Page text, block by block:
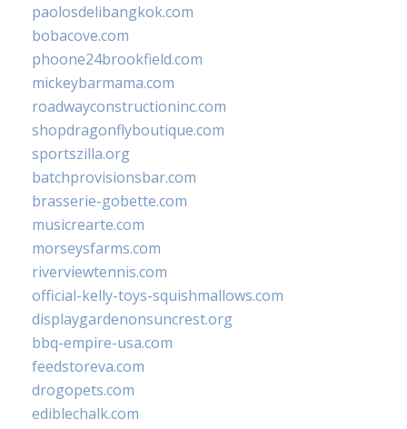
paolosdelibangkok.com
bobacove.com
phoone24brookfield.com
mickeybarmama.com
roadwayconstructioninc.com
shopdragonflyboutique.com
sportszilla.org
batchprovisionsbar.com
brasserie-gobette.com
musicrearte.com
morseysfarms.com
riverviewtennis.com
official-kelly-toys-squishmallows.com
displaygardenonsuncrest.org
bbq-empire-usa.com
feedstoreva.com
drogopets.com
ediblechalk.com